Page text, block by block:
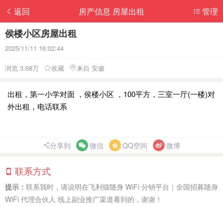
返回 管理
房产信息 房屋出租
侯楼小区房屋出租
2025/11/11 16:02:44
浏览 3.68万 收藏 来自 安徽
出租，第一小学对面 ，侯楼小区 ，100平方，三室一厅(一楼)对
外出租，电话联系
分享到 微信 QQ空间 微博
联系方式
提示： 联系我时，请说明在飞利猫随身 WiFi 分销平台｜全国招募随身
WiFi 代理合伙人 线上副业推广渠道看到的，谢谢！